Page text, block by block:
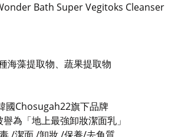
Bath Super Vegitoks Cleanser
海藻提取物、蔬果提取物
國Chosugah22旗下品牌
為「地上最強卸妝潔面乳」